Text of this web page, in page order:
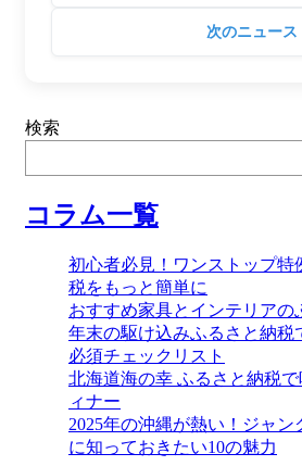
次のニュース
検索
コラム一覧
初心者必見！ワンストップ特
税をもっと簡単に
おすすめ家具とインテリアの
年末の駆け込みふるさと納税
必須チェックリスト
北海道海の幸 ふるさと納税
ィナー
2025年の沖縄が熱い！ジャ
に知っておきたい10の魅力